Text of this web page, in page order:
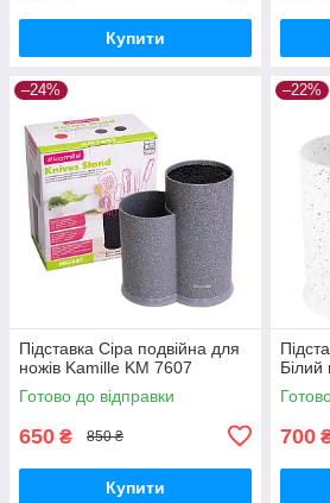
Купити
–24%
Підставка Сіра подвійна для
ножів Kamille KM 7607
Готово до відправки
650 ₴ 850 ₴
Купити
–22%
700